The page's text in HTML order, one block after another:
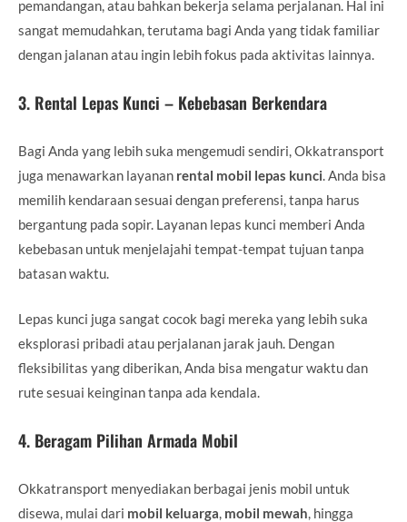
pemandangan, atau bahkan bekerja selama perjalanan. Hal ini
sangat memudahkan, terutama bagi Anda yang tidak familiar
dengan jalanan atau ingin lebih fokus pada aktivitas lainnya.
3. Rental Lepas Kunci – Kebebasan Berkendara
Bagi Anda yang lebih suka mengemudi sendiri, Okkatransport
juga menawarkan layanan rental mobil lepas kunci. Anda bisa
memilih kendaraan sesuai dengan preferensi, tanpa harus
bergantung pada sopir. Layanan lepas kunci memberi Anda
kebebasan untuk menjelajahi tempat-tempat tujuan tanpa
batasan waktu.
Lepas kunci juga sangat cocok bagi mereka yang lebih suka
eksplorasi pribadi atau perjalanan jarak jauh. Dengan
fleksibilitas yang diberikan, Anda bisa mengatur waktu dan
rute sesuai keinginan tanpa ada kendala.
4. Beragam Pilihan Armada Mobil
Okkatransport menyediakan berbagai jenis mobil untuk
disewa, mulai dari mobil keluarga mobil mewah , hingga